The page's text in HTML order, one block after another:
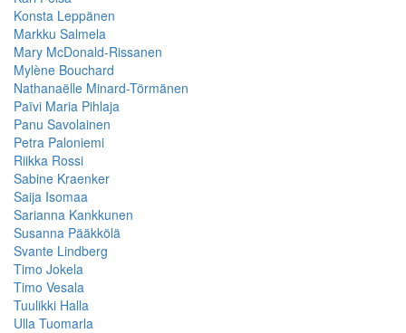
Konsta Leppänen
Markku Salmela
Mary McDonald-Rissanen
Mylène Bouchard
Nathanaëlle Minard-Törmänen
Païvi Maria Pihlaja
Panu Savolainen
Petra Paloniemi
Riikka Rossi
Sabine Kraenker
Saija Isomaa
Sarianna Kankkunen
Susanna Pääkkölä
Svante Lindberg
Timo Jokela
Timo Vesala
Tuulikki Halla
Ulla Tuomarla